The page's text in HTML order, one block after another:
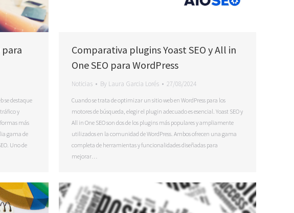
para
se destaque
y
más
gama de
Uno de
Comparativa plugins Yoast SEO y All in
One SEO para WordPress
Noticias By Laura Garcia Lorés 27/08/2024
Cuando se trata de optimizar un sitio web en WordPress para los
motores de búsqueda, elegir el plugin adecuado es esencial. Yoast SEO y
All in One SEO son dos de los plugins más populares y ampliamente
utilizados en la comunidad de WordPress. Ambos ofrecen una gama
completa de herramientas y funcionalidades diseñadas para
mejorar…